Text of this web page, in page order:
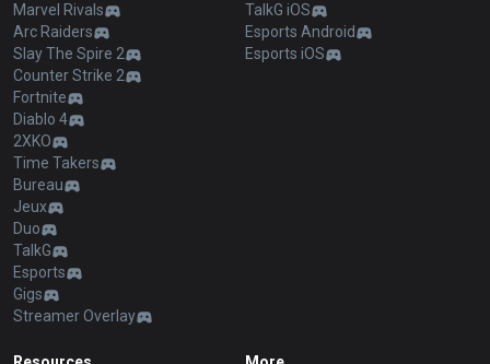
Marvel Rivals
Arc Raiders
Slay The Spire 2
Counter Strike 2
Fortnite
Diablo 4
2XKO
Time Takers
Bureau
Jeux
Duo
TalkG
Esports
Gigs
Streamer Overlay
TalkG iOS
Esports Android
Esports iOS